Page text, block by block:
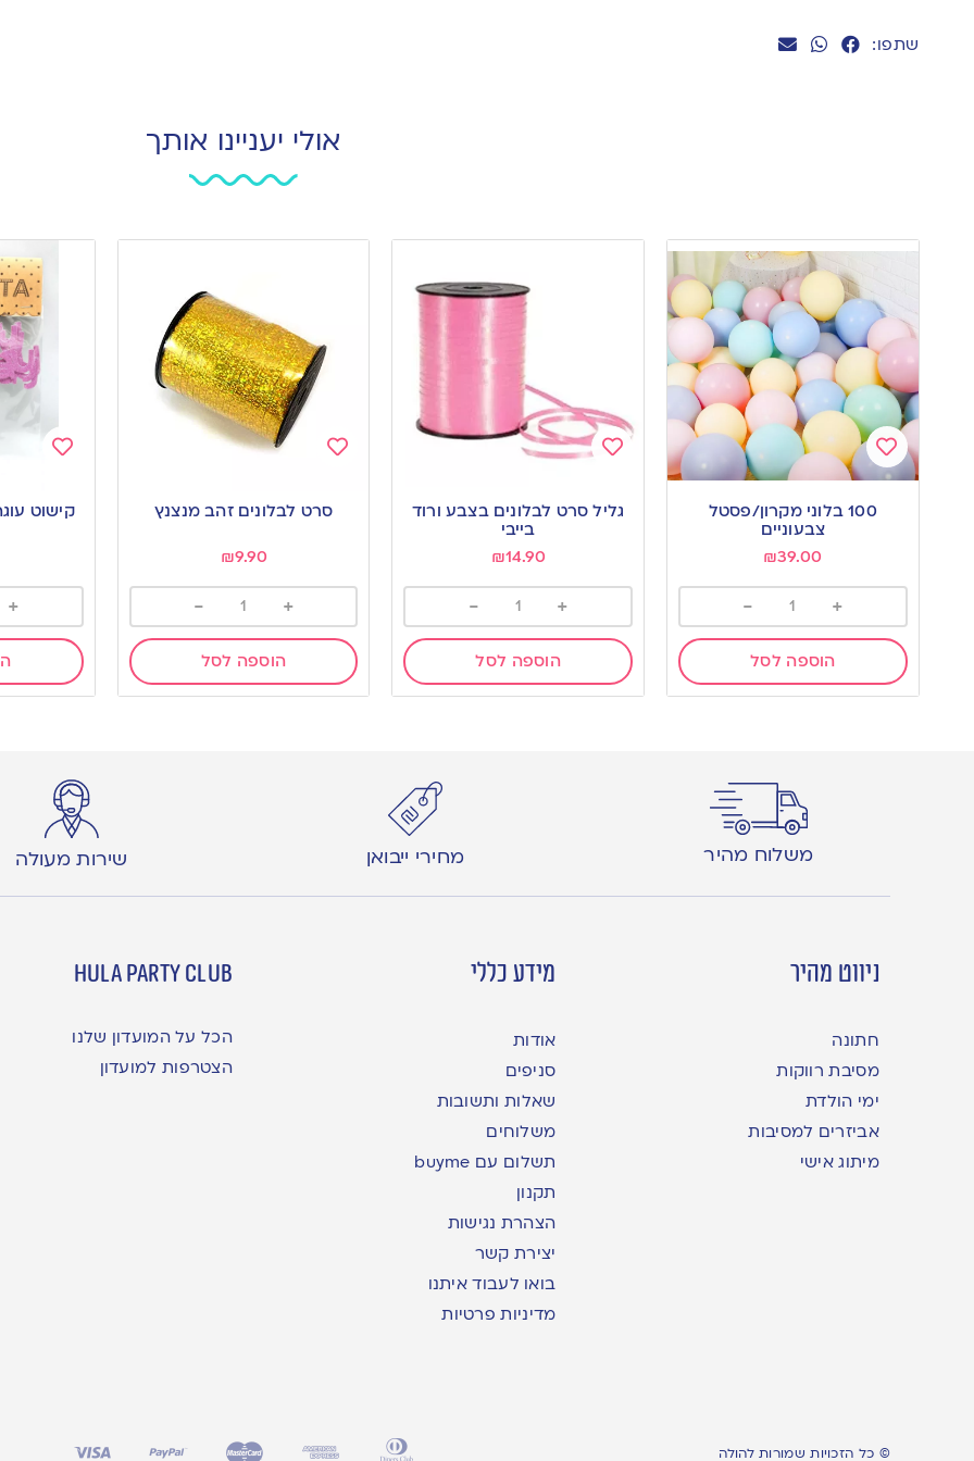
שתפו:
אולי יעניינו אותך
Add
100 בלוני מקרון/פסטל
צבעוניים
₪39.00
+
-
הוספה לסל
to
גליל סרט לבלונים בצבע ורוד
בייבי
₪14.90
+
-
הוספה לסל
toסרט לבלונים זהב מנצנץ
₪9.90
+
-
הוספה לסל
to
wishlist
+
משלוח מהיר מחירי ייבואן שירות מעולה
ניווט מהיר
חתונה
מסיבת רווקות
ימי הולדת
אביזרים למסיבות
מיתוג אישי
מידע כללי
אודות
סניפים
שאלות ותשובות
משלוחים
תשלום עם buyme
תקנון
הצהרת נגישות
יצירת קשר
בואו לעבוד איתנו
מדיניות פרטיות
hula party club
הכל על המועדון שלנו
הצטרפות למועדון
© כל הזכויות שמורות להולה